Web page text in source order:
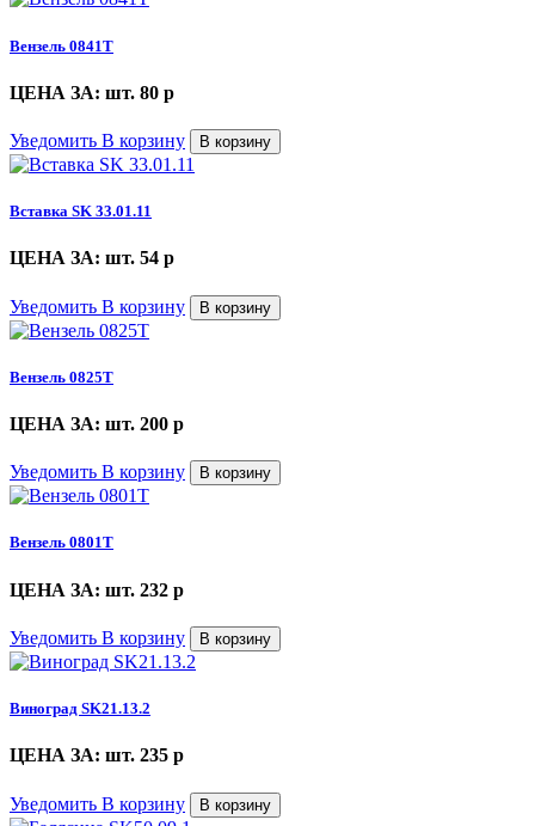
Вензель 0841Т
ЦЕНА ЗА: шт. 80 p
Уведомить В корзину В корзину
Вставка SK 33.01.11
ЦЕНА ЗА: шт. 54 p
Уведомить В корзину В корзину
Вензель 0825Т
ЦЕНА ЗА: шт. 200 p
Уведомить В корзину В корзину
Вензель 0801Т
ЦЕНА ЗА: шт. 232 p
Уведомить В корзину В корзину
Виноград SK21.13.2
ЦЕНА ЗА: шт. 235 p
Уведомить В корзину В корзину